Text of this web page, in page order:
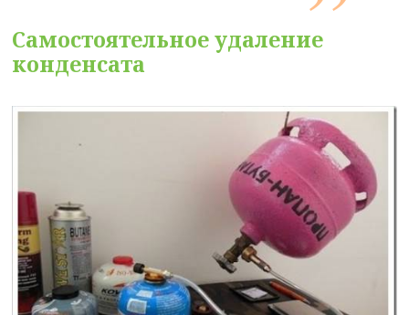
Самостоятельное удаление
конденсата